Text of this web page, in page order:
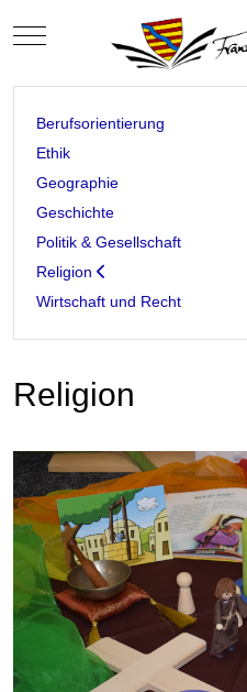
Mobile Menu Toggle
Berufsorientierung
Ethik
Geographie
Geschichte
Politik & Gesellschaft
Religion
Wirtschaft und Recht
Religion